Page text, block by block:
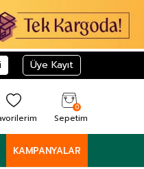
Üye Kayıt
0
Sepetim
KAMPANYALAR